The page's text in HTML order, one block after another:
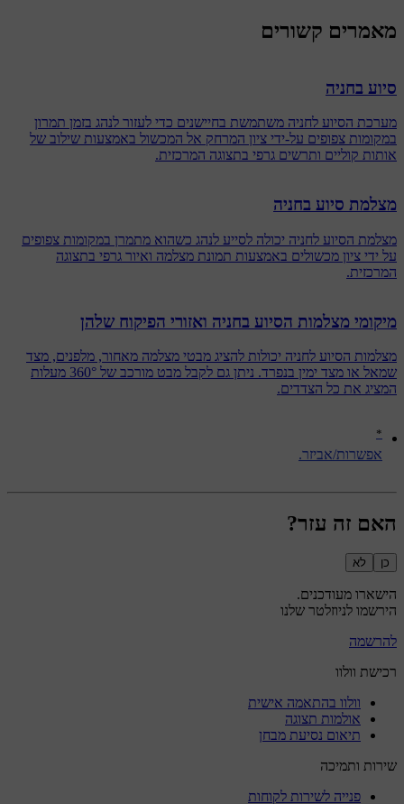
*
אפשרות/אביזר.
מאמרים קשורים
סיוע בחניה
מערכת הסיוע לחניה משתמשת בחיישנים כדי לעזור לנהג בזמן תמרון
במקומות צפופים על-ידי ציון המרחק אל המכשול באמצעות שילוב של
אותות קוליים ותרשים גרפי בתצוגה המרכזית.
מצלמת סיוע בחניה
מצלמת הסיוע לחניה יכולה לסייע לנהג כשהוא מתמרן במקומות צפופים
על ידי ציון מכשולים באמצעות תמונת מצלמה ואיור גרפי בתצוגה
המרכזית.
מיקומי מצלמות הסיוע בחניה ואזורי הפיקוח שלהן
מצלמות הסיוע לחניה יכולות להציג מבטי מצלמה מאחור, מלפנים, מצד
שמאל או מצד ימין בנפרד. ניתן גם לקבל מבט מורכב של 360° מעלות
המציג את כל הצדדים.
האם זה עזר?
כן לא